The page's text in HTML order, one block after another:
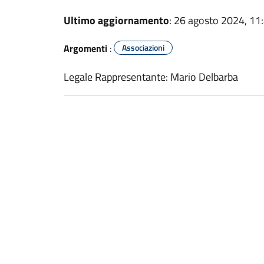
Ultimo aggiornamento: 26 agosto 2024,
Argomenti : Associazioni
Legale Rappresentante: Mario Delbarba